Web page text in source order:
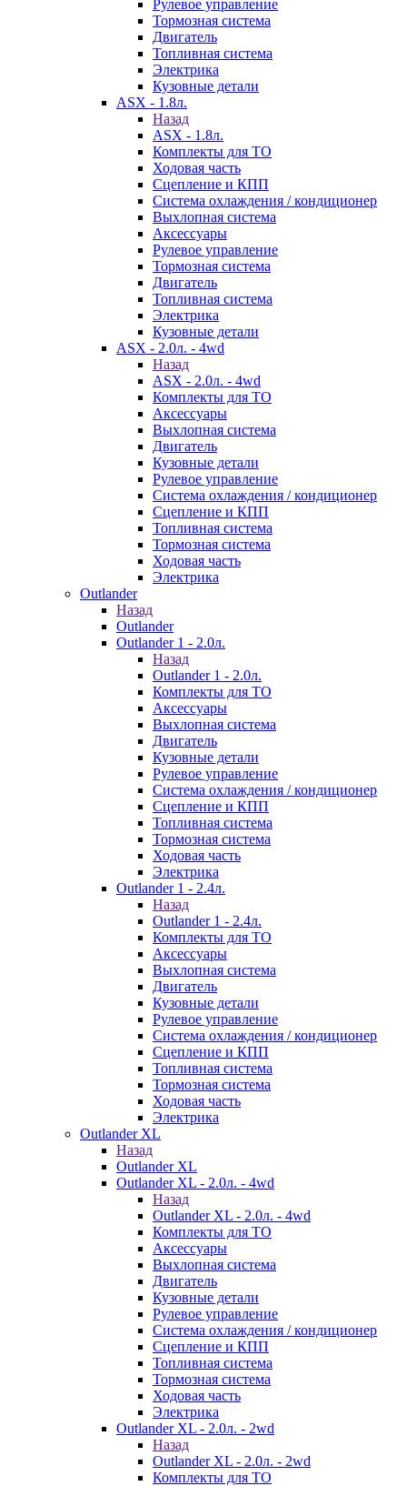
Рулевое управление
Тормозная система
Двигатель
Топливная система
Электрика
Кузовные детали
ASX - 1.8л.
Назад
ASX - 1.8л.
Комплекты для ТО
Ходовая часть
Сцепление и КПП
Система охлаждения / кондиционер
Выхлопная система
Аксессуары
Рулевое управление
Тормозная система
Двигатель
Топливная система
Электрика
Кузовные детали
ASX - 2.0л. - 4wd
Назад
ASX - 2.0л. - 4wd
Комплекты для ТО
Аксессуары
Выхлопная система
Двигатель
Кузовные детали
Рулевое управление
Система охлаждения / кондиционер
Сцепление и КПП
Топливная система
Тормозная система
Ходовая часть
Электрика
Outlander
Назад
Outlander
Outlander 1 - 2.0л.
Назад
Outlander 1 - 2.0л.
Комплекты для ТО
Аксессуары
Выхлопная система
Двигатель
Кузовные детали
Рулевое управление
Система охлаждения / кондиционер
Сцепление и КПП
Топливная система
Тормозная система
Ходовая часть
Электрика
Outlander 1 - 2.4л.
Назад
Outlander 1 - 2.4л.
Комплекты для ТО
Аксессуары
Выхлопная система
Двигатель
Кузовные детали
Рулевое управление
Система охлаждения / кондиционер
Сцепление и КПП
Топливная система
Тормозная система
Ходовая часть
Электрика
Outlander XL
Назад
Outlander XL
Outlander XL - 2.0л. - 4wd
Назад
Outlander XL - 2.0л. - 4wd
Комплекты для ТО
Аксессуары
Выхлопная система
Двигатель
Кузовные детали
Рулевое управление
Система охлаждения / кондиционер
Сцепление и КПП
Топливная система
Тормозная система
Ходовая часть
Электрика
Outlander XL - 2.0л. - 2wd
Назад
Outlander XL - 2.0л. - 2wd
Комплекты для ТО